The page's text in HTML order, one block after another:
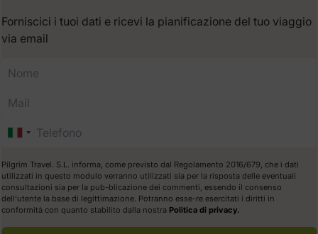
Forniscici i tuoi dati e ricevi la pianificazione del tuo viaggio
via email
Pilgrim Travel. S.L. informa, come previsto dal Regolamento 2016/679, che i dati
utilizzati in questo modulo verranno utilizzati sia per la risposta delle eventuali
consultazioni sia per la pub-blicazione dei commenti, essendo il consenso
dell'utente la base di legittimazione. Potranno esse-re esercitati i diritti in
conformità con quanto stabilito dalla nostra Politica di privacy.